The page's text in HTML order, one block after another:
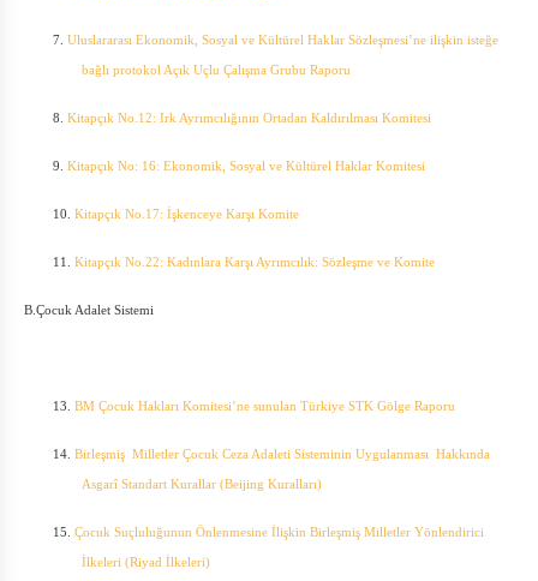
7. Uluslararası Ekonomik, Sosyal ve Kültürel Haklar Sözleşmesi’ne ilişkin isteğe
bağlı protokol Açık Uçlu Çalışma Grubu Raporu
8. Kitapçık No.12: Irk Ayrımcılığının Ortadan Kaldırılması Komitesi
9. Kitapçık No: 16: Ekonomik, Sosyal ve Kültürel Haklar Komitesi
10. Kitapçık No.17: İşkenceye Karşı Komite
11. Kitapçık No.22: Kadınlara Karşı Ayrımcılık: Sözleşme ve Komite
B.Çocuk Adalet Sistemi
13. BM Çocuk Hakları Komitesi’ne sunulan Türkiye STK Gölge Raporu
14. Birleşmiş Milletler Çocuk Ceza Adaleti Sisteminin Uygulanması Hakkında
Asgarî Standart Kurallar (Beijing Kuralları)
15. Çocuk Suçluluğunun Önlenmesine İlişkin Birleşmiş Milletler Yönlendirici
İlkeleri (Riyad İlkeleri)